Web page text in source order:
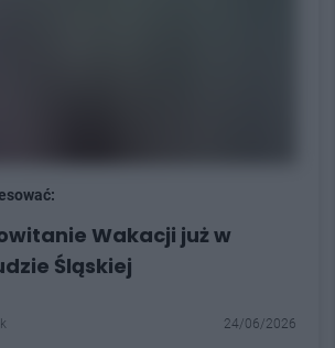
Wakacji już w
Śląskiej
24/06/2026